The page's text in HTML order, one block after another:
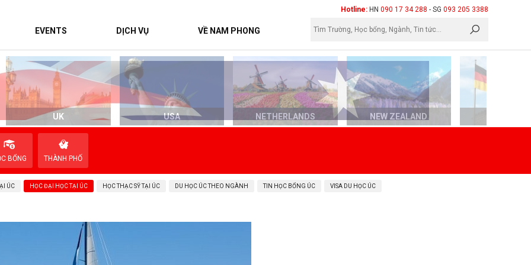
Hotline: HN 090 17 34 288 - SG 093 205 3388
EVENTS DỊCH VỤ VỀ NAM PHONG
UK USA NETHERLANDS NEW ZEALAND
BỔNG THÀNH PHỐ
ÚC HỌC ĐẠI HỌC TẠI ÚC HỌC THẠC SỸ TẠI ÚC DU HỌC ÚC THEO NGÀNH TIN HỌC BỔNG ÚC VISA DU HỌC ÚC